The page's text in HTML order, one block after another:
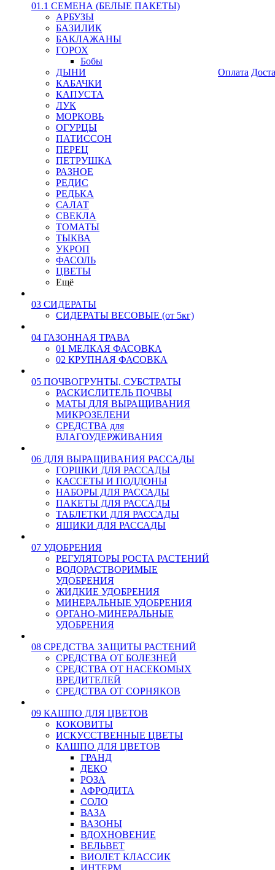
01.1 СЕМЕНА (БЕЛЫЕ ПАКЕТЫ)
АРБУЗЫ
БАЗИЛИК
БАКЛАЖАНЫ
ГОРОХ
Бобы
ДЫНИ
КАБАЧКИ
КАПУСТА
ЛУК
МОРКОВЬ
ОГУРЦЫ
ПАТИССОН
ПЕРЕЦ
ПЕТРУШКА
РАЗНОЕ
РЕДИС
РЕДЬКА
САЛАТ
СВЕКЛА
ТОМАТЫ
ТЫКВА
УКРОП
ФАСОЛЬ
ЦВЕТЫ
Ещё
03 СИДЕРАТЫ
СИДЕРАТЫ ВЕСОВЫЕ (от 5кг)
04 ГАЗОННАЯ ТРАВА
01 МЕЛКАЯ ФАСОВКА
02 КРУПНАЯ ФАСОВКА
05 ПОЧВОГРУНТЫ, СУБСТРАТЫ
РАСКИСЛИТЕЛЬ ПОЧВЫ
МАТЫ ДЛЯ ВЫРАЩИВАНИЯ
МИКРОЗЕЛЕНИ
СРЕДСТВА для
ВЛАГОУДЕРЖИВАНИЯ
06 ДЛЯ ВЫРАЩИВАНИЯ РАССАДЫ
ГОРШКИ ДЛЯ РАССАДЫ
КАССЕТЫ И ПОДДОНЫ
НАБОРЫ ДЛЯ РАССАДЫ
ПАКЕТЫ ДЛЯ РАССАДЫ
ТАБЛЕТКИ ДЛЯ РАССАДЫ
ЯЩИКИ ДЛЯ РАССАДЫ
07 УДОБРЕНИЯ
РЕГУЛЯТОРЫ РОСТА РАСТЕНИЙ
ВОДОРАСТВОРИМЫЕ
УДОБРЕНИЯ
ЖИДКИЕ УДОБРЕНИЯ
МИНЕРАЛЬНЫЕ УДОБРЕНИЯ
ОРГАНО-МИНЕРАЛЬНЫЕ
УДОБРЕНИЯ
08 СРЕДСТВА ЗАЩИТЫ РАСТЕНИЙ
СРЕДСТВА ОТ БОЛЕЗНЕЙ
СРЕДСТВА ОТ НАСЕКОМЫХ
ВРЕДИТЕЛЕЙ
СРЕДСТВА ОТ СОРНЯКОВ
09 КАШПО ДЛЯ ЦВЕТОВ
КОКОВИТЫ
ИСКУССТВЕННЫЕ ЦВЕТЫ
КАШПО ДЛЯ ЦВЕТОВ
ГРАНД
ДЕКО
РОЗА
АФРОДИТА
СОЛО
ВАЗА
ВАЗОНЫ
ВДОХНОВЕНИЕ
ВЕЛЬВЕТ
ВИОЛЕТ КЛАССИК
ИНТЕРМ
Оплата